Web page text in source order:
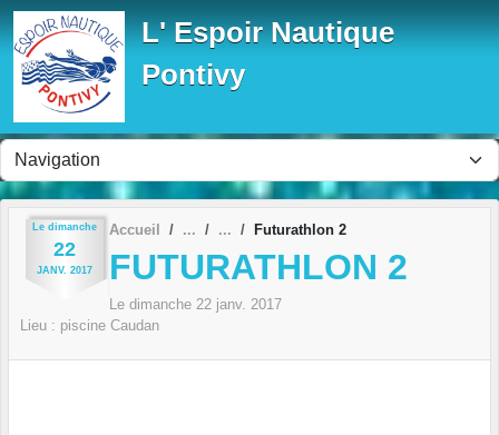
L' Espoir Nautique
Pontivy
Le dimanche
22
JANV. 2017
Accueil Futurathlon 2
FUTURATHLON 2
Le dimanche 22 janv. 2017
Lieu : piscine Caudan
Panneau de gestion des cookies